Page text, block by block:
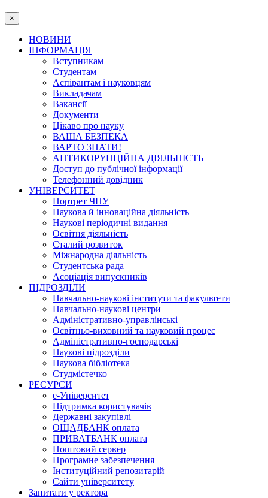
×
НОВИНИ
ІНФОРМАЦІЯ
Вступникам
Студентам
Аспірантам і науковцям
Викладачам
Вакансії
Документи
Цікаво про науку
ВАША БЕЗПЕКА
ВАРТО ЗНАТИ!
АНТИКОРУПЦІЙНА ДІЯЛЬНІСТЬ
Доступ до публічної інформації
Телефонний довідник
УНІВЕРСИТЕТ
Портрет ЧНУ
Наукова й інноваційна діяльність
Наукові періодичні видання
Освітня діяльність
Сталий розвиток
Міжнародна діяльність
Студентська рада
Асоціація випускників
ПІДРОЗДІЛИ
Навчально-наукові інститути та факультети
Навчально-наукові центри
Адміністративно-управлінські
Освітньо-виховний та науковий процес
Адміністративно-господарські
Наукові підрозділи
Наукова бібліотека
Студмістечко
РЕСУРСИ
е-Університет
Підтримка користувачів
Державні закупівлі
ОЩАДБАНК оплата
ПРИВАТБАНК оплата
Поштовий сервер
Програмне забезпечення
Інституційний репозитарій
Сайти університету
Запитати у ректора